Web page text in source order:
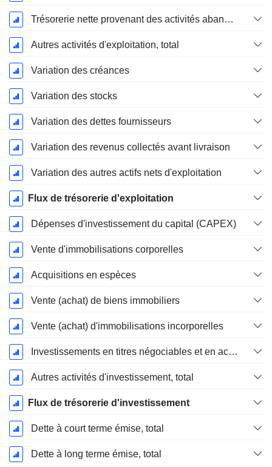
Trésorerie nette provenant des activités abandonnées
Autres activités d'exploitation, total
Variation des créances
Variation des stocks
Variation des dettes fournisseurs
Variation des revenus collectés avant livraison
Variation des autres actifs nets d'exploitation
Flux de trésorerie d'exploitation
Dépenses d'investissement du capital (CAPEX)
Vente d'immobilisations corporelles
Acquisitions en espèces
Vente (achat) de biens immobiliers
Vente (achat) d'immobilisations incorporelles
Investissements en titres négociables et en actions, total
Autres activités d'investissement, total
Flux de trésorerie d'investissement
Dette à court terme émise, total
Dette à long terme émise, total